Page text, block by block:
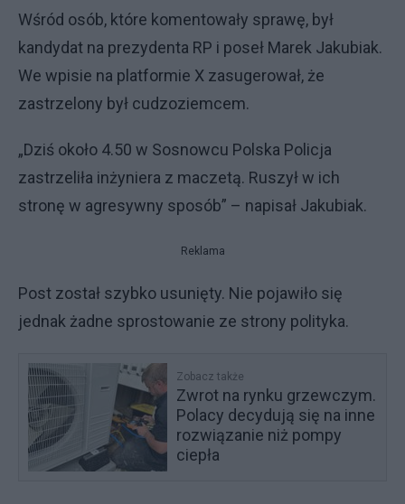
Wśród osób, które komentowały sprawę, był
kandydat na prezydenta RP i poseł Marek Jakubiak.
We wpisie na platformie X zasugerował, że
zastrzelony był cudzoziemcem.
„Dziś około 4.50 w Sosnowcu Polska Policja
zastrzeliła inżyniera z maczetą. Ruszył w ich
stronę w agresywny sposób” – napisał Jakubiak.
Reklama
Post został szybko usunięty. Nie pojawiło się
jednak żadne sprostowanie ze strony polityka.
Zobacz także
Zwrot na rynku grzewczym.
Polacy decydują się na inne
rozwiązanie niż pompy
ciepła